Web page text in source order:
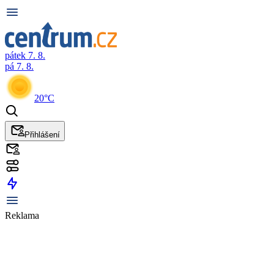
pátek 7. 8.
pá 7. 8.
20°C
Přihlášení
Reklama